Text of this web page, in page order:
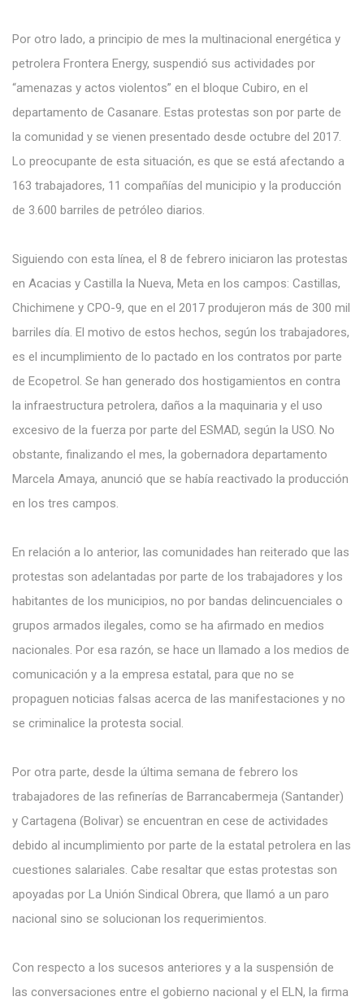
Por otro lado, a principio de mes la multinacional energética y
petrolera Frontera Energy, suspendió sus actividades por
“amenazas y actos violentos” en el bloque Cubiro, en el
departamento de Casanare. Estas protestas son por parte de
la comunidad y se vienen presentado desde octubre del 2017.
Lo preocupante de esta situación, es que se está afectando a
163 trabajadores, 11 compañías del municipio y la producción
de 3.600 barriles de petróleo diarios.
Siguiendo con esta línea, el 8 de febrero iniciaron las protestas
en Acacias y Castilla la Nueva, Meta en los campos: Castillas,
Chichimene y CPO-9, que en el 2017 produjeron más de 300 mil
barriles día. El motivo de estos hechos, según los trabajadores,
es el incumplimiento de lo pactado en los contratos por parte
de Ecopetrol. Se han generado dos hostigamientos en contra
la infraestructura petrolera, daños a la maquinaria y el uso
excesivo de la fuerza por parte del ESMAD, según la USO. No
obstante, finalizando el mes, la gobernadora departamento
Marcela Amaya, anunció que se había reactivado la producción
en los tres campos.
En relación a lo anterior, las comunidades han reiterado que las
protestas son adelantadas por parte de los trabajadores y los
habitantes de los municipios, no por bandas delincuenciales o
grupos armados ilegales, como se ha afirmado en medios
nacionales. Por esa razón, se hace un llamado a los medios de
comunicación y a la empresa estatal, para que no se
propaguen noticias falsas acerca de las manifestaciones y no
se criminalice la protesta social.
Por otra parte, desde la última semana de febrero los
trabajadores de las refinerías de Barrancabermeja (Santander)
y Cartagena (Bolivar) se encuentran en cese de actividades
debido al incumplimiento por parte de la estatal petrolera en las
cuestiones salariales. Cabe resaltar que estas protestas son
apoyadas por La Unión Sindical Obrera, que llamó a un paro
nacional sino se solucionan los requerimientos.
Con respecto a los sucesos anteriores y a la suspensión de
las conversaciones entre el gobierno nacional y el ELN, la firma